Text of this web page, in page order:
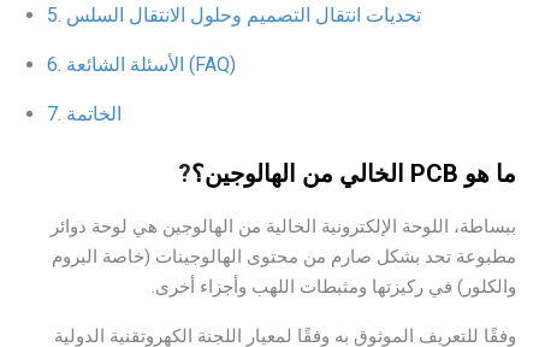
تحديات انتقال التصميم وحلول الانتقال السلس
الأسئلة الشائعة (FAQ)
الخاتمة
ما هو PCB الخالي من الهالوجين؟ ?
ببساطة، اللوحة الإلكترونية الخالية من الهالوجين هي لوحة دوائر
مطبوعة تحد بشكل صارم من محتوى الهالوجينات (خاصة البروم
والكلور) في ركيزتها ومثبطات اللهب وأجزاء أخرى.
وفقًا للتعريف الموثوق به وفقًا لمعيار اللجنة الكهروتقنية الدولية